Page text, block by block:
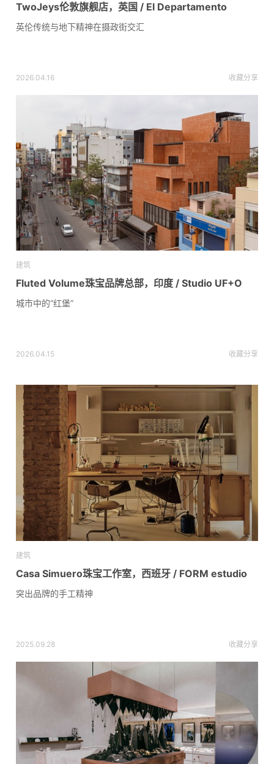
TwoJeys伦敦旗舰店，英国 / El Departamento
英伦传统与地下精神在摄政街交汇
2026.04.16 收藏分享
建筑
Fluted Volume珠宝品牌总部，印度 / Studio UF+O
城市中的“红堡”
2026.04.15 收藏分享
建筑
Casa Simuero珠宝工作室，西班牙 / FORM estudio
突出品牌的手工精神
2025.09.28 收藏分享